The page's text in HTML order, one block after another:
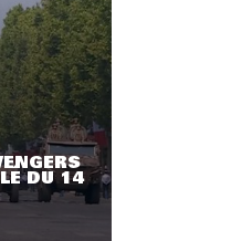
DU 14